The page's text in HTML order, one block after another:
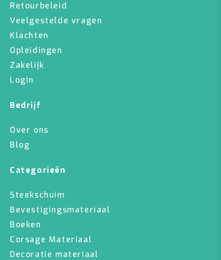
Retourbeleid
Veelgestelde vragen
Klachten
Opleidingen
Zakelijk
Login
Bedrijf
Over ons
Blog
Categorieën
Steekschuim
Bevestigingsmateriaal
Boeken
Corsage Materiaal
Decoratie materiaal